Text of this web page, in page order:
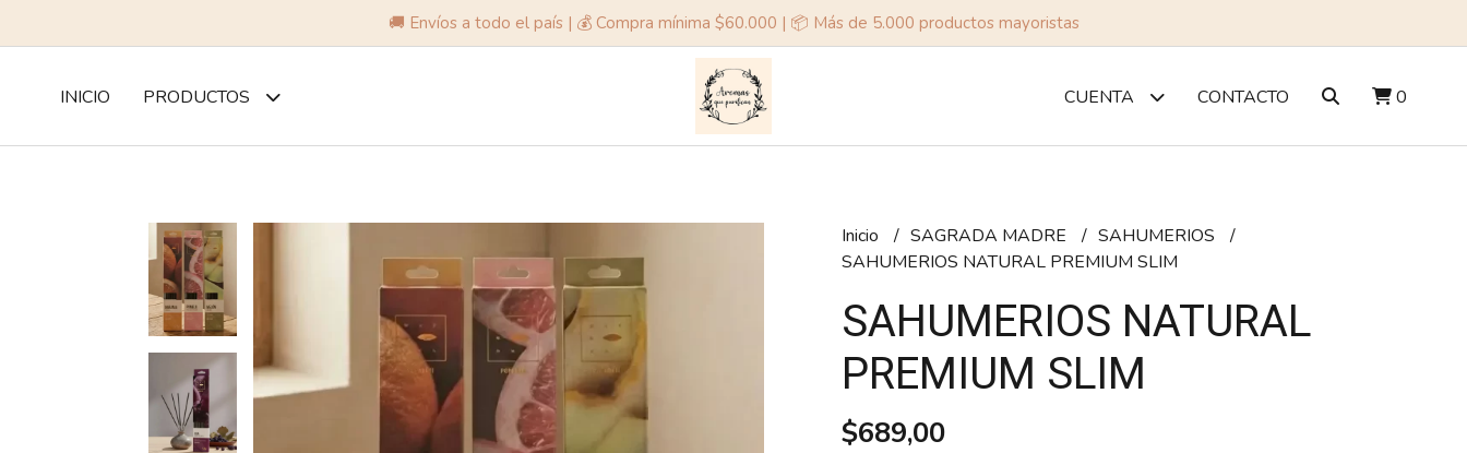
🚚 Envíos a todo el país | 💰 Compra mínima $60.000 | 📦 Más de 5.000 productos mayoristas
INICIO PRODUCTOS CUENTA CONTACTO 0
Inicio SAGRADA MADRE
SAHUMERIOS
SAHUMERIOS NATURAL PREMIUM SLIM
SAHUMERIOS NATURAL
PREMIUM SLIM
$689,00